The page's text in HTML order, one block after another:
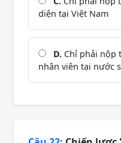
diện tại Việt Nam
D. Chỉ phải nộp
nhân viên tại nước